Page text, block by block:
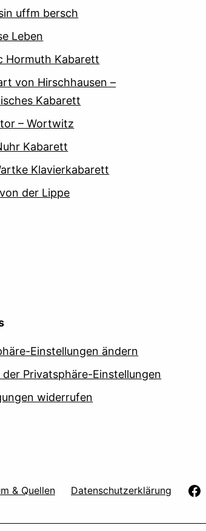
uffm bersch
Leben
Hormuth Kabarett
von Hirschhausen –
Kabarett
– Wortwitz
Kabarett
Klavierkabarett
der Lippe
Einstellungen ändern
der Privatsphäre-Einstellungen
widerrufen
& Quellen Datenschutzerklärung